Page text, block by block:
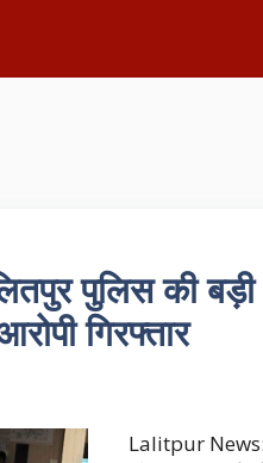
पुलिस की
गिरफ्तार
Lalitpur News: